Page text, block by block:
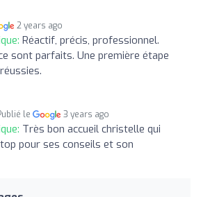
2 years ago
Réactif, précis, professionnel.
sont parfaits. Une première étape
le 3 years ago
Très bon accueil christelle qui
pour ses conseils et son